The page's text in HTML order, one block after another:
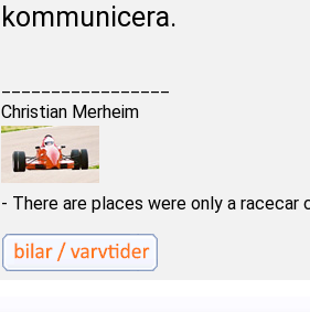
kommunicera.
Christian Merheim
- There are places were only a racecar